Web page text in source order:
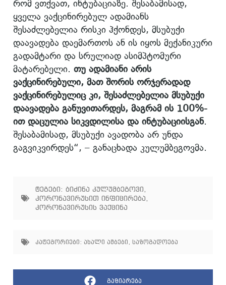
რომ ვთქვათ, ინტუბაციაზე. შესაბამისად,
ყველა ვაქცინირებულ ადამიანს
შესაძლებელია რისკი ჰქონდეს, მსუბუქი
დაავადება დაემართოს ან ის იყოს მექანიკური
გადამტარი და სრულიად ასიმპტომური
მატარებელი. თუ ადამიანი არის
ვაქცინირებული, მათ შორის ორჯერადად
ვაქცინირებულიც კი, შესაძლებელია მსუბუქი
დაავადება განუვითარდეს, მაგრამ ის 100%-
ით დაცულია სიკვდილისა და ინტუბაციისგან.
შესაბამისად, მსუბუქი ავადობა არ უნდა
გაგვიკვირდეს“, – განაცხადა კულუმბეგოვმა.
ტეგები: ბიძინა კულუმბეგოვი
კორონავირუსით ინფიცირება
კორონავირუსის ვაქცინა
კატეგორიები: ახალი ამბები , საზოგადოება
გაზიარება